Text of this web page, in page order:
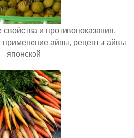
и противопоказания.
применение айвы, рецепты айвы
японской